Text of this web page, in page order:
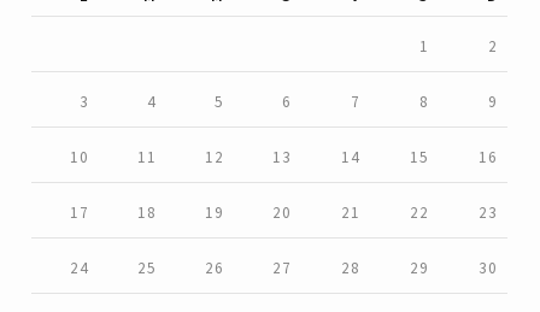
1 2
3 4 5 6 7 8 9
10 11 12 13 14 15 16
17 18 19 20 21 22 23
24 25 26 27 28 29 30